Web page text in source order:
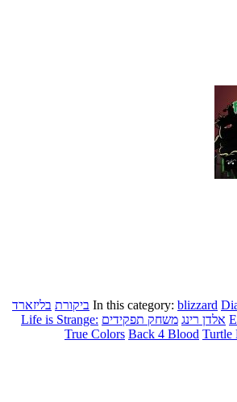
In this category: blizzard ביקורת בליזארד
אלדן רינג משחק תפקידים Life is Strange:
True Colors Back 4 Blood Turtle